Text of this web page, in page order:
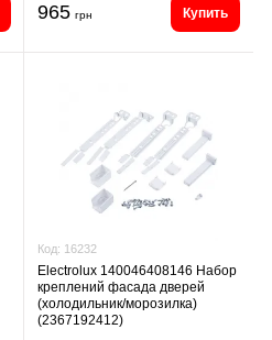
965 грн Купить
Код: 16232
Electrolux 140046408146 Набор
креплений фасада дверей
(холодильник/морозилка)
(2367192412)